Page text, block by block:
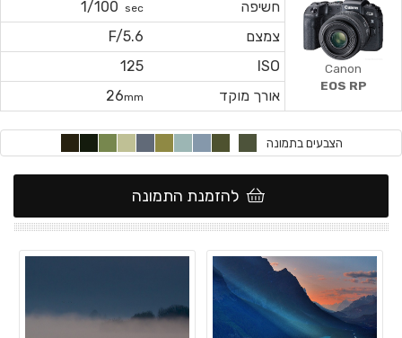
חשיפה sec
1/100
צמצם
F/5.6
ISO
125
אורך מוקד
26mm
Canon
EOS RP
הצבעים בתמונה
להזמנת התמונה